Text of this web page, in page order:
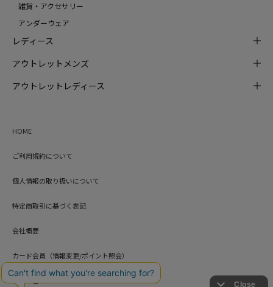
雑貨・アクセサリー
アンダーウェア
レディース
アウトレットメンズ
アウトレットレディース
HOME
ご利用規約について
個人情報の取り扱いについて
特定商取引に基づく表記
会社概要
カード会員（情報変更/ポイント照会）